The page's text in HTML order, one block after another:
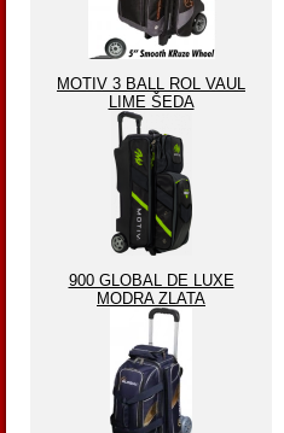
MOTIV 3 BALL ROL VAUL
LIME ŠEDA
900 GLOBAL DE LUXE
MODRA ZLATA